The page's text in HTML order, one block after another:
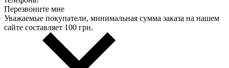
Перезвоните мне
Уважаемые покупатели, минимальная сумма заказа на нашем
сайте составляет 100 грн.